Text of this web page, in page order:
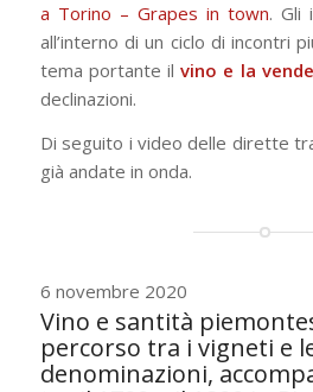
a Torino – Grapes in town. Gli
all’interno di un ciclo di incontri
tema portante ilvino e la
declinazioni.
Di seguito i video delle dirette
già andate in onda.
6 novembre 2020
Vino e santità
percorso tra i vigneti e
denominazioni,